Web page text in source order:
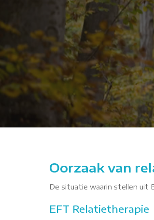
Oorzaak van
De situatie waarin stellen uit
EFT Relatietherapie